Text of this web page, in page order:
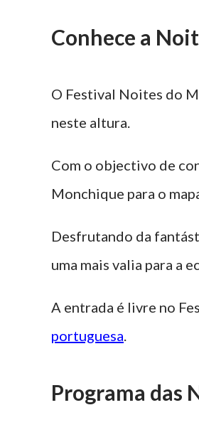
Conhece a
O Festival Noites do
neste altura.
Com o objectivo de
Monchique para o
Desfrutando da
uma mais valia para a
A entrada é livre no
portuguesa.
Programa das